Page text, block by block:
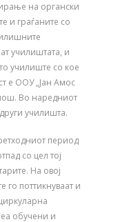
на органски
и граѓаните со
училиштата, и
училиште со кое
е ООУ „Јан Амос
Во наредниот
училишта.
период
со цел тој
На овој
го поттикнуваат и
обучени и